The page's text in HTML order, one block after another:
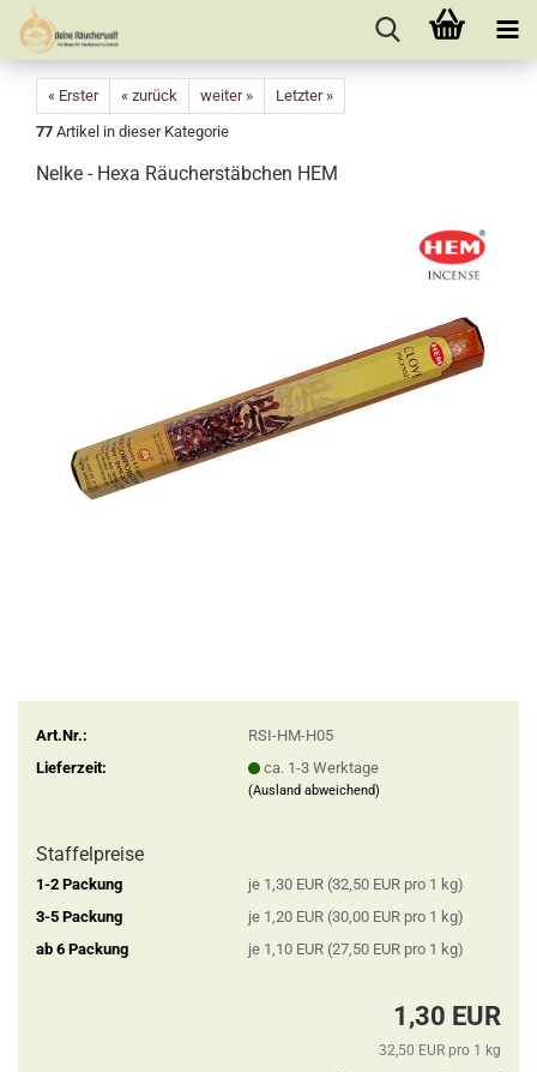
« Erster « zurück weiter »
Letzter »
77 Artikel in dieser Kategorie
Nelke - Hexa Räucherstäbchen HEM
Art.Nr.:
RSI-HM-H05
Lieferzeit:
ca. 1-3 Werktage
(Ausland abweichend)
Staffelpreise
1-2 Packung
je 1,30 EUR (32,50 EUR pro 1 kg)
3-5 Packung
je 1,20 EUR (30,00 EUR pro 1 kg)
ab 6 Packung
je 1,10 EUR (27,50 EUR pro 1 kg)
1,30 EUR
32,50 EUR pro 1 kg